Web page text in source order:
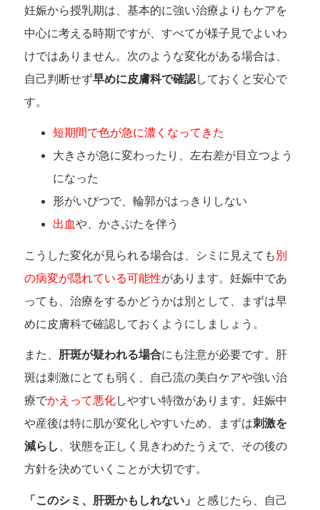
妊娠から授乳期は、基本的に強い治療よりもケアを
中心に考える時期ですが、すべてが様子見でよいわ
けではありません。次のような変化がある場合は、
自己判断せず早めに皮膚科で確認しておくと安心で
す。
短期間で色が急に濃くなってきた
大きさが急に変わったり、左右差が目立つよう
になった
形がいびつで、輪郭がはっきりしない
出血や、かさぶたを伴う
こうした変化が見られる場合は、シミに見えても 別
の病変が隠れている可能性があります。妊娠中であ
っても、治療をするかどうかは別として、まずは早
めに皮膚科で確認しておくようにしましょう。
また、 肝斑が疑われる場合にも注意が必要です。肝
斑は刺激にとても弱く、自己流の美白ケアや強い治
療でかえって悪化しやすい特徴があります。妊娠中
や産後は特に肌が変化しやすいため、まずは刺激を
減らし
、状態を正しく見きわめたうえで、その後の
方針を決めていくことが大切です。
「このシミ、肝斑かもしれない」 と感じたら、自己